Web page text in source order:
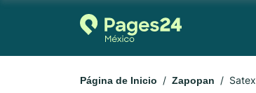
Página de Inicio Zapopan Satex